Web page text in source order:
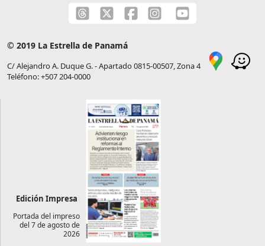
© 2019 La Estrella de Panamá
C/ Alejandro A. Duque G. - Apartado 0815-00507, Zona 4
Teléfono: +507 204-0000
Edición Impresa
Portada del impreso
del 7 de agosto de
2026